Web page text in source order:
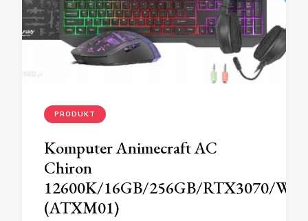
PRODUKT
Komputer Animecraft AC
Chiron
12600K/16GB/256GB/RTX3070/
(ATXM01)